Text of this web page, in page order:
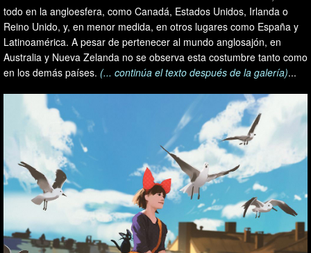
todo en la angloesfera, como Canadá, Estados Unidos, Irlanda o
Reino Unido, y, en menor medida, en otros lugares como España y
Latinoamérica. A pesar de pertenecer al mundo anglosajón, en
Australia y Nueva Zelanda no se observa esta costumbre tanto como
en los demás países. (... continúa el texto después de la galería)...